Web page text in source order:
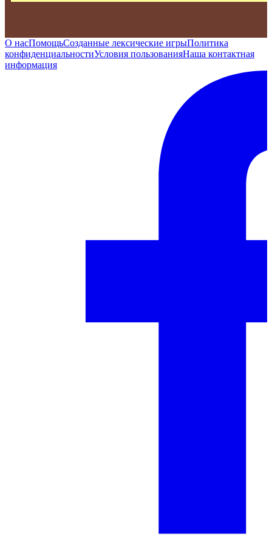
О насПомощьСозданные лексические игрыПолитика
конфиденциальностиУсловия пользованияНаша контактная
информация